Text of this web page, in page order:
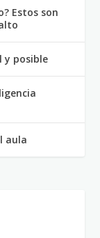
Estos son
y posible
aula